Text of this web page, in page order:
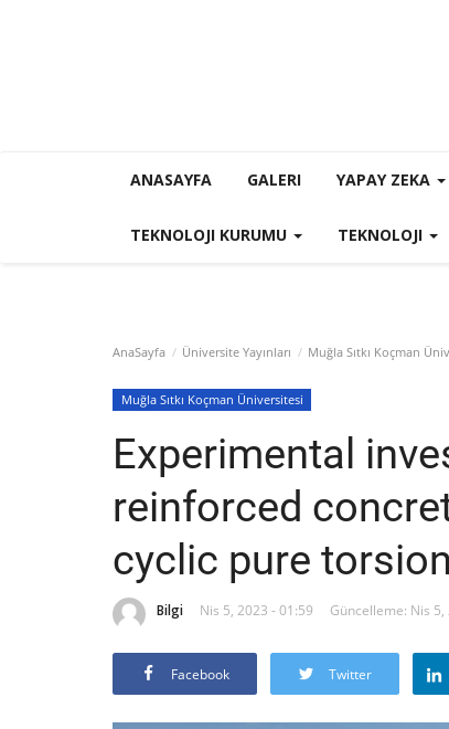
ANASAYFA GALERI YAPAY ZEKA
TEKNOLOJI KURUMU TEKNOLOJI
AnaSayfa Üniversite Yayınları Muğla Sıtkı Koçman
Muğla Sıtkı Koçman Üniversitesi
Experimental
reinforced
cyclic pure torsion
Bilgi Nis 5, 2023 - 01:59 Güncelleme: Nis 5,
Facebook Twitter